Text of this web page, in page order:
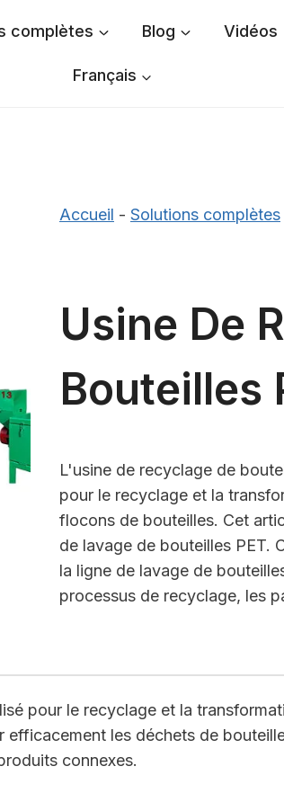
complètes Blog Vidéos
Français
Accueil - Solutions complètes
Usine De
Bouteilles
L'usine de recyclage de
pour le recyclage et la
flocons de bouteilles. Cet
de lavage de bouteilles PET.
la ligne de lavage de
processus de recyclage, les
pour le recyclage et la
les déchets de
connexes.